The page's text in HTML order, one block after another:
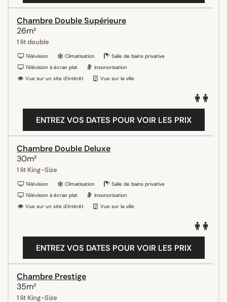
Chambre Double Supérieure
26m²
1 lit double
Télévision Climatisation
Salle de bains privative
Télévision à écran plat
Insonorisation
Vue sur un site d'intérêt
Vue sur la ville
ENTREZ VOS DATES POUR VOIR LES PRIX
Chambre Double Deluxe
30m²
1 lit King-Size
Télévision Climatisation
Salle de bains privative
Télévision à écran plat
Insonorisation
Vue sur un site d'intérêt
Vue sur la ville
ENTREZ VOS DATES POUR VOIR LES PRIX
Chambre Prestige
35m²
1 lit King-Size